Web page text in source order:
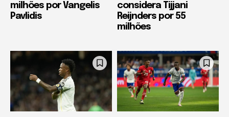
milhões por Vangelis
Pavlidis
considera Tijjani
Reijnders por 55
milhões